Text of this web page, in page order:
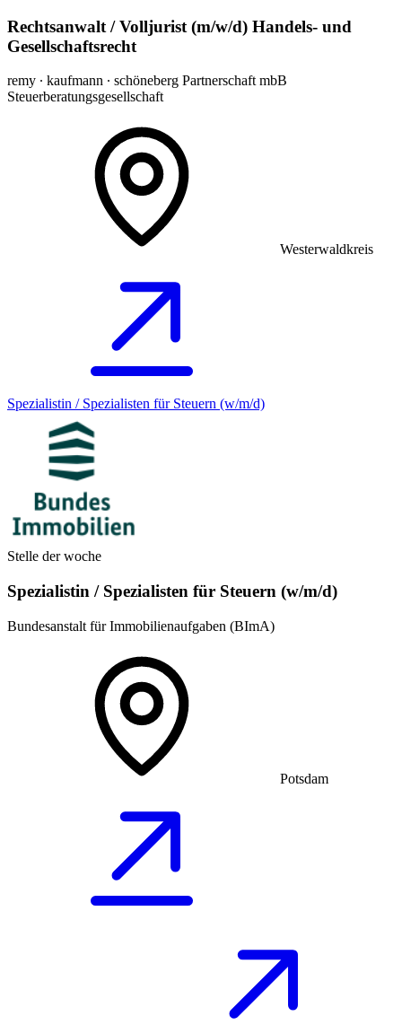
Rechtsanwalt / Volljurist (m/w/d) Handels- und
Gesellschaftsrecht
remy ∙ kaufmann ∙ schöneberg Partnerschaft mbB
Steuerberatungsgesellschaft
Westerwaldkreis
Spezialistin / Spezialisten für Steuern (w/m/d)
Stelle der woche
Spezialistin / Spezialisten für Steuern (w/m/d)
Bundesanstalt für Immobilienaufgaben (BImA)
Potsdam